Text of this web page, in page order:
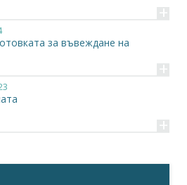
+
за въвеждане на
+
+